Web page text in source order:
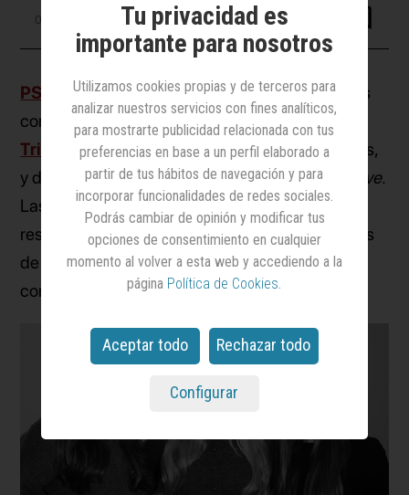
04 junio 2026
PS21 Barnaha reforzado su equipo de cuentas
con la incorporación de Macarena Mercau
Trinidad Suárezcomo supervisoras de cuentas,
y de
Anna Maillocomo senior account executive.
Las tres profesionales asumirán
responsabilidades sobre algunas de las cuentas
de la compañía, con especial foco en sectores
como automoción, servicios y gran consumo.
Tu privacidad es
importante para nosotros
Utilizamos cookies propias y de terceros para
analizar nuestros servicios con fines analíticos,
para mostrarte publicidad relacionada con tus
preferencias en base a un perfil elaborado a
partir de tus hábitos de navegación y para
incorporar funcionalidades de redes sociales.
Podrás cambiar de opinión y modificar tus
opciones de consentimiento en cualquier
momento al volver a esta web y accediendo a la
página Política de Cookies.
Aceptar todo Rechazar todo
Configurar